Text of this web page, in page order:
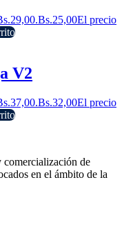
Bs.25,00El precio
V2
Bs.32,00El precio
comercialización de
en el ámbito de la